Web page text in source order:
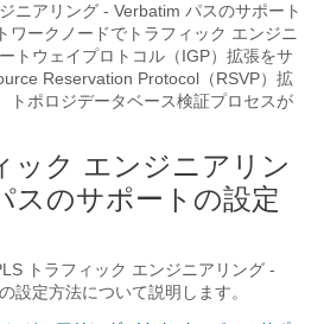
ニアリング - Verbatim パスのサポート
ワークノードでトラフィック エンジニ
トウェイプロトコル（IGP）拡張をサ
Reservation Protocol（RSVP）拡
トポロジデータベース検証プロセスが
ック エンジニアリン
スのサポートの設定
トラフィック エンジニアリング -
設定方法について説明します。